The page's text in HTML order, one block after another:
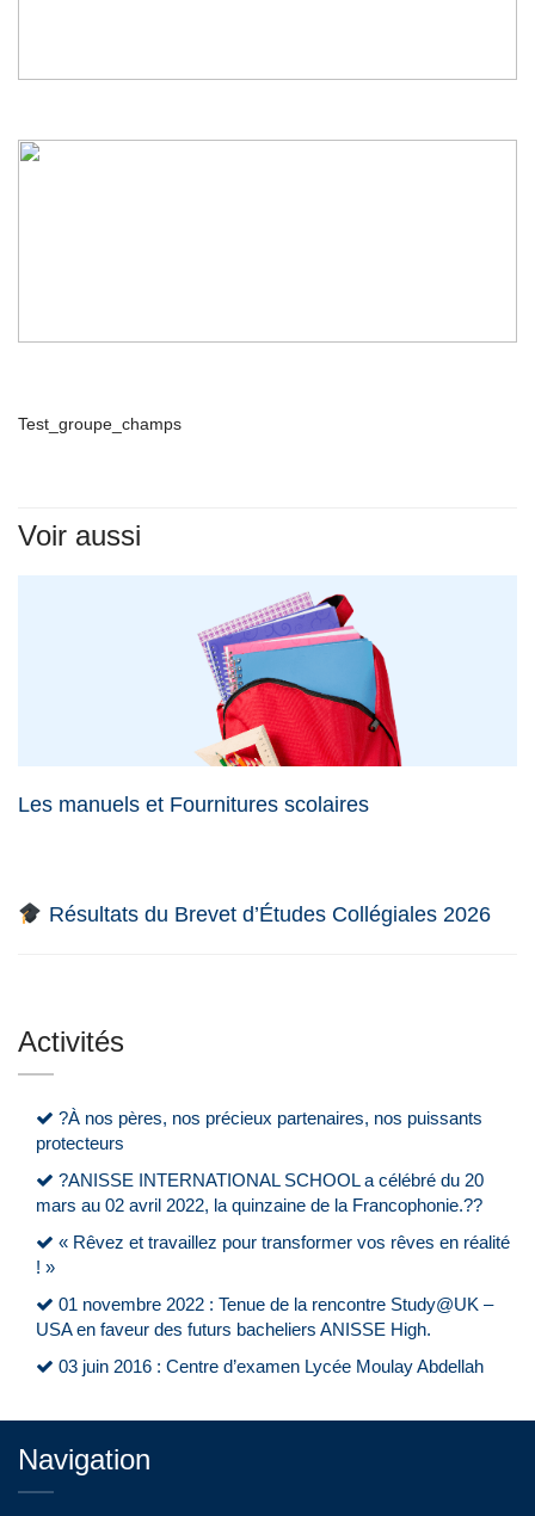
Test_groupe_champs
Voir aussi
Les manuels et Fournitures scolaires
Résultats du Brevet d’Études Collégiales 2026
Activités
?À nos pères, nos précieux partenaires, nos puissants
protecteurs
?ANISSE INTERNATIONAL SCHOOL a célébré du 20
mars au 02 avril 2022, la quinzaine de la Francophonie.??
« Rêvez et travaillez pour transformer vos rêves en réalité
! »
01 novembre 2022 : Tenue de la rencontre Study@UK –
USA en faveur des futurs bacheliers ANISSE High.
03 juin 2016 : Centre d’examen Lycée Moulay Abdellah
Navigation